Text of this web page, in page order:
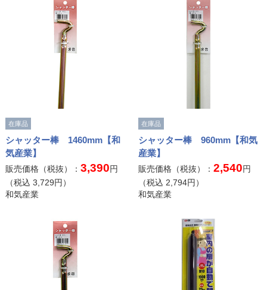
在庫品
シャッター棒 1460mm【和
気産業】
販売価格（税抜）： 3,390円
（税込 3,729円）
和気産業
在庫品
シャッター棒 960mm【和気
産業】
販売価格（税抜）：2,540円
（税込 2,794円）
和気産業